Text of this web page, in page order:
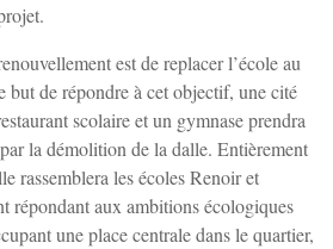
est de replacer l’école au
de répondre à cet objectif, une cité
scolaire et un gymnase prendra
la démolition de la dalle. Entièrement
rassemblera les écoles Renoir et
répondant aux ambitions écologiques
une place centrale dans le quartier,